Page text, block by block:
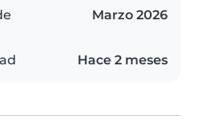
Marzo 2026
Hace 2 meses